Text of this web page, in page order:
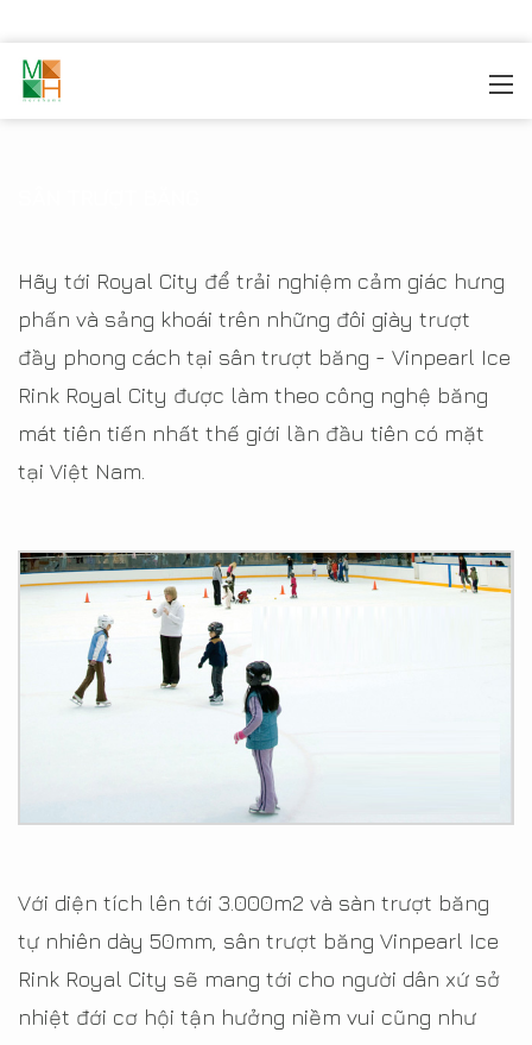
CHUNG CƯ
Hãy tới Royal City để trải nghiệm cảm giác hưng
phấn và sảng khoái trên những đôi giày trượt
đầy phong cách tại sân trượt băng - Vinpearl Ice
Rink Royal City được làm theo công nghệ băng
mát tiên tiến nhất thế giới lần đầu tiên có mặt
tại Việt Nam.
Với diện tích lên tới 3.000m2 và sàn trượt băng
tự nhiên dày 50mm, sân trượt băng Vinpearl Ice
Rink Royal City sẽ mang tới cho người dân xứ sở
nhiệt đới cơ hội tận hưởng niềm vui cũng như